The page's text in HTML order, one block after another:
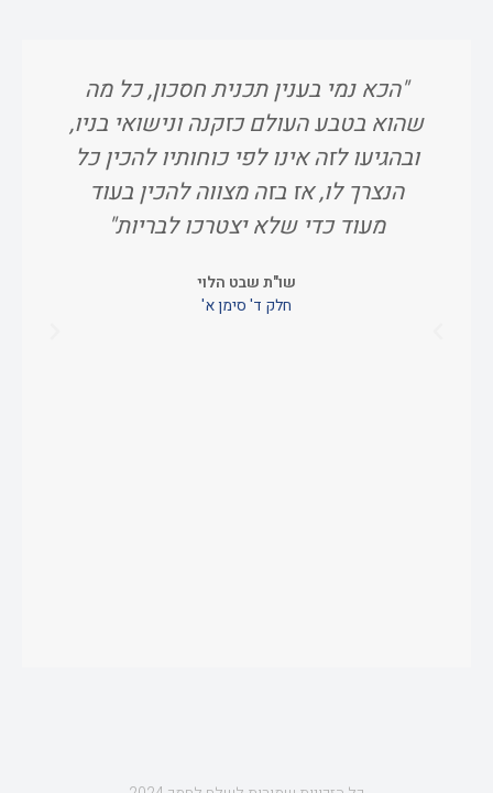
"הכא נמי בענין תכנית חסכון, כל מה
שהוא בטבע העולם כזקנה ונישואי בניו,
ובהגיעו לזה אינו לפי כוחותיו להכין כל
הנצרך לו, אז בזה מצווה להכין בעוד
מעוד כדי שלא יצטרכו לבריות"
שו"ת שבט הלוי
חלק ד' סימן א'